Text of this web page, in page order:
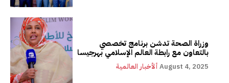
وزراة الصحة تدشن برنامج تخصصي
بالتعاون مع رابطة العالم الإسلامي بهرجيسا
ألأخبار العالمية August 4, 2025